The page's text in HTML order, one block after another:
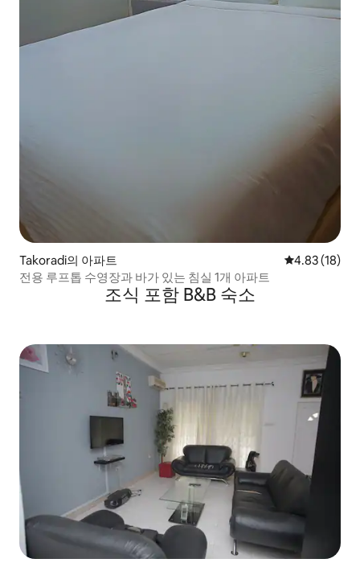
Takoradi의 아파트 평점 4.83점
4.83 (18)
전용 루프톱 수영장과 바가 있는 침실 1개 아파트
조식 포함 B&B 숙소